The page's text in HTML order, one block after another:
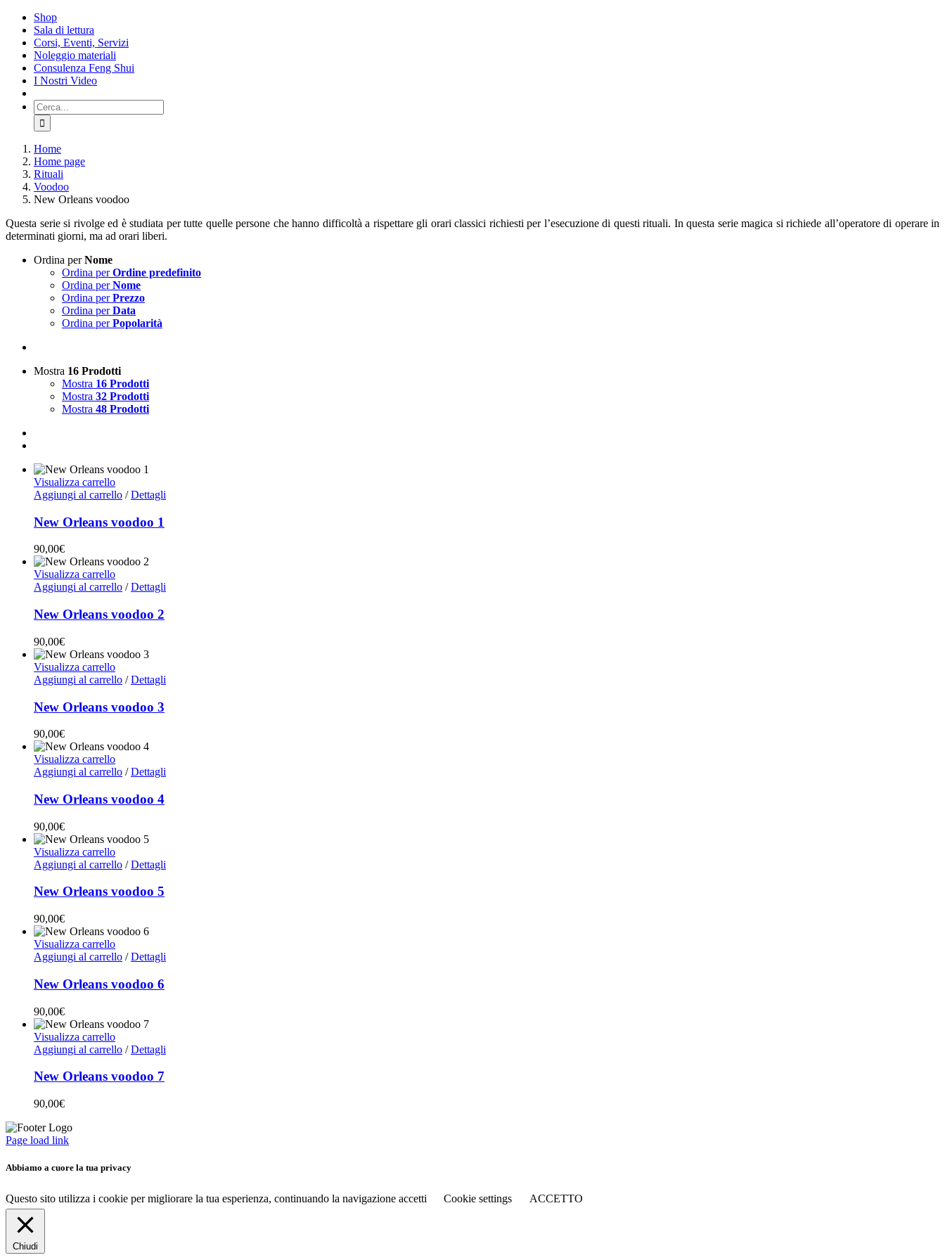
Salta
contenuto
Shop
Sala di lettura
Corsi, Eventi, Servizi
Noleggio materiali
Consulenza Feng Shui
I Nostri Video
Cerca
per:
Home
Home page
Rituali
Voodoo
New Orleans voodoo
Questa serie si rivolge ed è studiata per tutte quelle persone che hanno difficoltà a rispettare gli orari classici richiesti per l’esecuzione di questi rituali. In questa serie magica si richiede all’operatore di operare in
determinati giorni, ma ad orari liberi.
Ordina perNome
Ordina perOrdine predefinito
Ordina perNome
Ordina perPrezzo
Ordina perData
Ordina perPopolarità
Mostra 16 Prodotti
Mostra 16 Prodotti
Mostra 32 Prodotti
Mostra 48 Prodotti
Visualizza carrello
Aggiungi al carrello / Dettagli
New Orleans voodoo 1
90,00€
Visualizza carrello
Aggiungi al carrello / Dettagli
New Orleans voodoo 2
90,00€
Visualizza carrello
Aggiungi al carrello / Dettagli
New Orleans voodoo 3
90,00€
Visualizza carrello
Aggiungi al carrello / Dettagli
New Orleans voodoo 4
90,00€
Visualizza carrello
Aggiungi al carrello / Dettagli
New Orleans voodoo 5
90,00€
Visualizza carrello
Aggiungi al carrello / Dettagli
New Orleans voodoo 6
90,00€
Visualizza carrello
Aggiungi al carrello / Dettagli
New Orleans voodoo 7
90,00€
Page load link
Abbiamo a cuore la tua privacy
Questo sito utilizza i cookie per migliorare la tua esperienza, continuando la navigazione accetti Cookie settings ACCETTO
Chiudi